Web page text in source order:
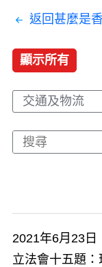
返回甚麼是
顯示所有
交通及物流
2021年6月23日
立法會十五題